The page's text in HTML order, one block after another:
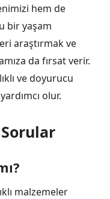
hem de
bir yaşam
araştırmak ve
da fırsat verir.
ve doyurucu
olur.
malzemeler